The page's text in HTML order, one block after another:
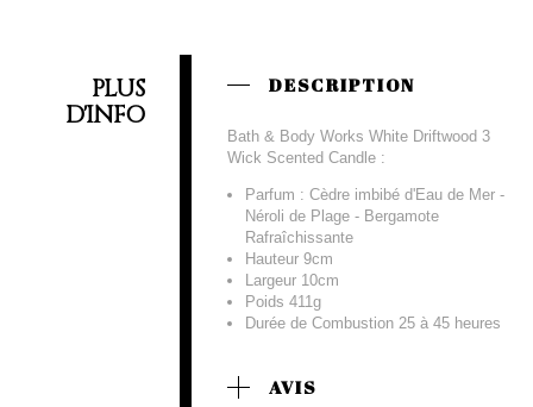
PLUS
D'INFO
DESCRIPTION
Bath & Body Works White Driftwood 3
Wick Scented Candle :
Parfum : Cèdre imbibé d'Eau de Mer -
Néroli de Plage - Bergamote
Rafraîchissante
Hauteur 9cm
Largeur 10cm
Poids 411g
Durée de Combustion 25 à 45 heures
AVIS